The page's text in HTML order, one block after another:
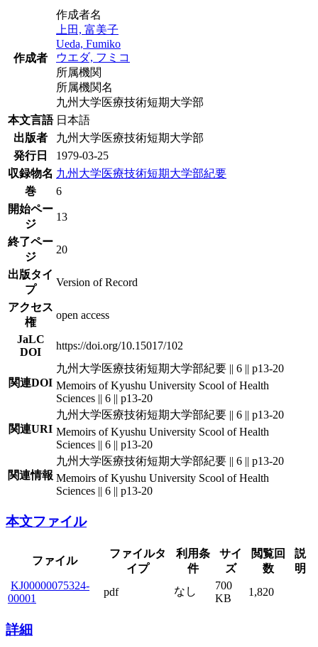
作成者
作成者名
上田, 富美子
Ueda, Fumiko
ウエダ, フミコ
所属機関
所属機関名
九州大学医療技術短期大学部
本文言語 日本語
出版者
九州大学医療技術短期大学部
発行日
1979-03-25
収録物名 九州大学医療技術短期大学部紀要
巻
6
開始ペー
ジ
13
終了ペー
ジ
20
出版タイ
プ
Version of Record
アクセス
権
open access
JaLC
DOI
https://doi.org/10.15017/102
関連DOI
九州大学医療技術短期大学部紀要 || 6 || p13-20
Memoirs of Kyushu University Scool of Health
Sciences || 6 || p13-20
関連URI
九州大学医療技術短期大学部紀要 || 6 || p13-20
Memoirs of Kyushu University Scool of Health
Sciences || 6 || p13-20
関連情報
九州大学医療技術短期大学部紀要 || 6 || p13-20
Memoirs of Kyushu University Scool of Health
Sciences || 6 || p13-20
本文ファイル
ファイル
ファイルタ
イプ
利用条
件
サイ
ズ
閲覧回
数
説
明
KJ00000075324-
00001
pdf なし
700
KB
1,820
詳細